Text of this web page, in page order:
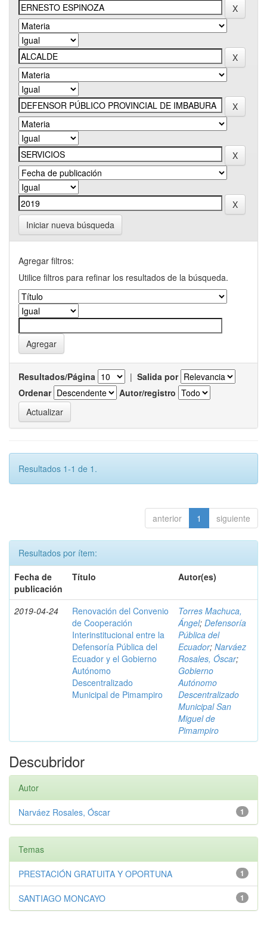
Iniciar nueva búsqueda
Agregar filtros:
Utilice filtros para refinar los resultados de la búsqueda.
Resultados/Página | Salida por
Ordenar
Autor/registro
Resultados 1-1 de 1.
anterior 1 siguiente
Resultados por ítem:
Fecha de
publicación
Título Autor(es)
2019-04-24
Renovación del Convenio
de Cooperación
Interinstitucional entre la
Defensoría Pública del
Ecuador y el Gobierno
Autónomo
Descentralizado
Municipal de Pimampiro
Torres Machuca,
Ángel; Defensoría
Pública del
Ecuador; Narváez
Rosales, Óscar;
Gobierno
Autónomo
Descentralizado
Municipal San
Miguel de
Pimampiro
Descubridor
Autor
1
Narváez Rosales, Óscar
Temas
1
PRESTACIÓN GRATUITA Y OPORTUNA
1
SANTIAGO MONCAYO